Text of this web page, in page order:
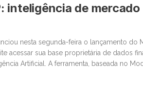
inteligência de
nesta segunda-feira o lançamento do
acessar sua base proprietária de dados
Artificial. A ferramenta, baseada no